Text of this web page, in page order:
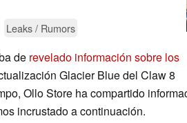
Leaks / Rumors
de revelado información sobre los
Glacier Blue del Claw 8
Ollo Store ha compartido
incrustado a continuación.